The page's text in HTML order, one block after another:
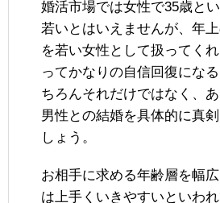
婚活市場では女性で35歳と
若いとはいえませんが、年
を若い女性として扱ってく
ってかなりの自信回復にな
ちろんそれだけではなく、
男性との結婚を具体的に真
しょう。
お相手に求める年齢層を幅
は上手くいきやすいといわ